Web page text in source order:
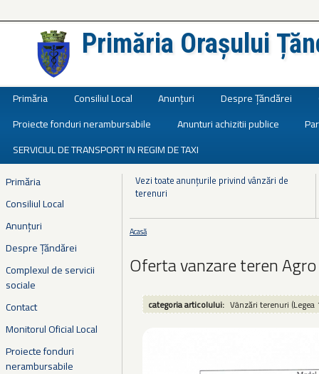
Primăria Orașului
Primăria Consiliul Local Anunțuri Despre Țăndărei
Proiecte fonduri nerambursabile
Anunturi achizitii publice
SERVICIUL DE TRANSPORT IN REGIM DE TAXI
Primăria
Consiliul Local
Anunțuri
Despre Țăndărei
Complexul de servicii
sociale
Contact
Monitorul Oficial Local
Proiecte fonduri
nerambursabile
Vezi toate anunțurile privind vânzări de
terenuri
Eşti aici
Acasă
Oferta vanzare teren
categoria articolului: Vânzări terenuri (Legea